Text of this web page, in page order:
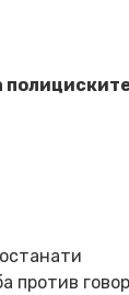
против